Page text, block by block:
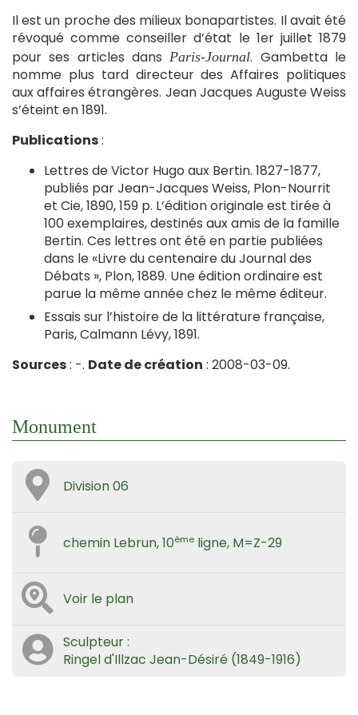
Il est un proche des milieux bonapartistes. Il avait été
révoqué comme conseiller d’état le 1er juillet 1879
pour ses articles dansParis-Journal. Gambetta le
nomme plus tard directeur des Affaires politiques
aux affaires étrangères. Jean Jacques Auguste Weiss
s’éteint en 1891.
Publications:
Lettres de Victor Hugo aux Bertin. 1827-1877,
publiés par Jean-Jacques Weiss, Plon-Nourrit
et Cie, 1890, 159 p. L’édition originale est tirée à
100 exemplaires, destinés aux amis de la famille
Bertin. Ces lettres ont été en partie publiées
dans le «Livre du centenaire du Journal des
Débats », Plon, 1889. Une édition ordinaire est
parue la même année chez le même éditeur.
Essais sur l’histoire de la littérature française,
Paris, Calmann Lévy, 1891.
Sources: -. Date de création : 2008-03-09.
Monument
Division 06
chemin Lebrun, 10ème ligne, M=Z-29
Voir le plan
Sculpteur :
Ringel d'Illzac Jean-Désiré (1849-1916)